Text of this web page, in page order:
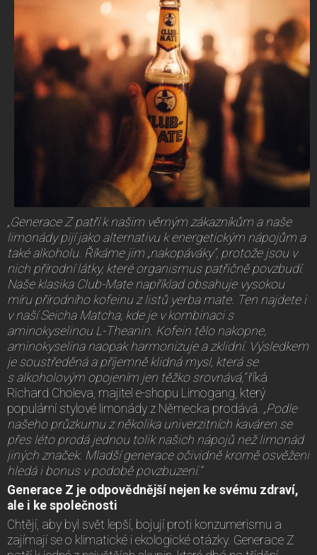
„Generace Z patří k našim věrným zákazníkům a naše
limonády pijí jako alternativu k energetickým nápojům a
také alkoholu. Říkáme jim „nakopáváky“, protože jsou v
nich přírodní látky, které organismus patřičně povzbudí.
Naše klasika Club-Mate například obsahuje vysokou
míru přírodního kofeinu z listů yerba mate. Ten najdete i
v naší Seicha Matcha, kde je v kombinaci s
aminokyselinou L-Theanin. Kofein tělo nakopne,
aminokyselina naopak harmonizuje a zklidní. Výsledkem
je soustředěná a příjemně klidná mysl, která se
s alkoholovým opojením jen těžko srovnává,“říká
Richard Choleva, majitel e-shopu Limogang, který
populární stylové limonády z Německa prodává. „Podle
našeho průzkumu z několika univerzitních kaváren se
přes léto prodá jednou tolik našich nápojů než limonád
jiných značek. Mladší generace očividně kromě osvěžení
hledá i bonus v podobě povzbuzení.”
Generace Z je odpovědnější nejen ke svému zdraví,
ale i ke společnosti
Chtějí, aby byl svět lepší, bojují proti konzumerismu a
zajímají se o klimatické i ekologické otázky. Generace Z